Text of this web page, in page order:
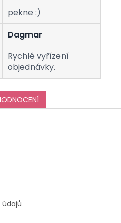
i
s
u
pekne :)
Dagmar
Rychlé vyřízení
objednávky.